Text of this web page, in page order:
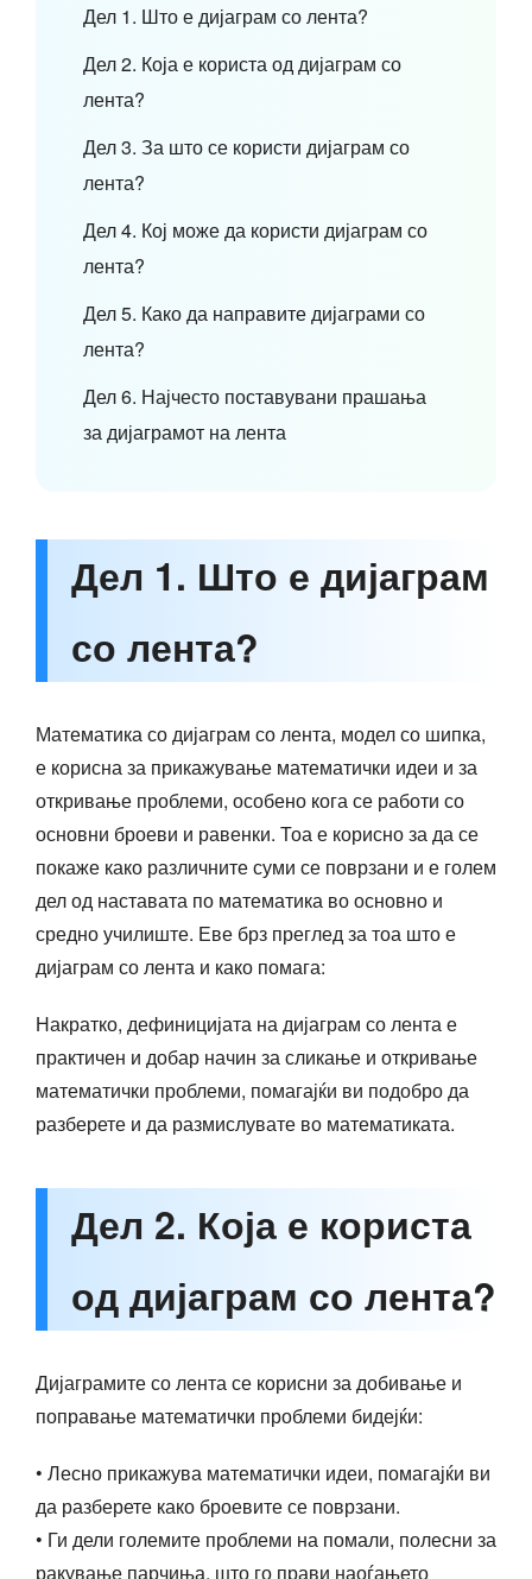
Дел 1. Што е дијаграм со лента?
Дел 2. Која е користа од дијаграм со
лента?
Дел 3. За што се користи дијаграм со
лента?
Дел 4. Кој може да користи дијаграм со
лента?
Дел 5. Како да направите дијаграми со
лента?
Дел 6. Најчесто поставувани прашања
за дијаграмот на лента
Дел 1. Што е дијаграм
со лента?
Математика со дијаграм со лента, модел со шипка,
е корисна за прикажување математички идеи и за
откривање проблеми, особено кога се работи со
основни броеви и равенки. Тоа е корисно за да се
покаже како различните суми се поврзани и е голем
дел од наставата по математика во основно и
средно училиште. Еве брз преглед за тоа што е
дијаграм со лента и како помага:
Накратко, дефиницијата на дијаграм со лента е
практичен и добар начин за сликање и откривање
математички проблеми, помагајќи ви подобро да
разберете и да размислувате во математиката.
Дел 2. Која е користа
од дијаграм со лента?
Дијаграмите со лента се корисни за добивање и
поправање математички проблеми бидејќи:
• Лесно прикажува математички идеи, помагајќи ви
да разберете како броевите се поврзани.
• Ги дели големите проблеми на помали, полесни за
ракување парчиња, што го прави наоѓањето